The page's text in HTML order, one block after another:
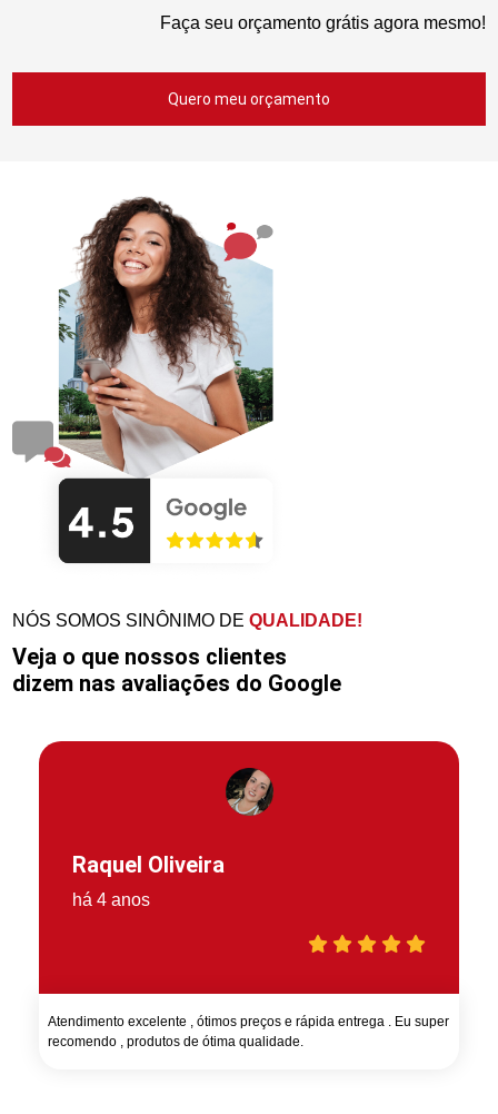
Faça seu orçamento grátis agora mesmo!
Quero meu orçamento
NÓS SOMOS SINÔNIMO DEQUALIDADE!
Veja o que nossos clientes
dizem nas avaliações do Google
Raquel Oliveira
há 4 anos
Atendimento excelente , ótimos preços e rápida entrega . Eu super
recomendo , produtos de ótima qualidade.